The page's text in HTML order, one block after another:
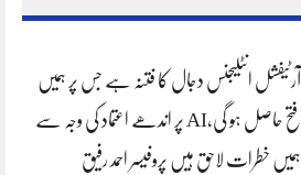
آرٹیفشل انٹلیجنس دجال کا فتنہ ہے جس پر ہمیں
فتح حاصل ہو گی،AI پر اندھے اعتماد کی وجہ سے
ہمیں خطرات لاحق ہیں پروفیسر احمد رفیق